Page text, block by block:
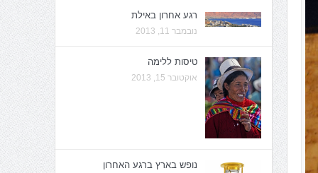
רגע אחרון באילת
נובמבר 11, 2013
טיסות ללימה
אוקטובר 15, 2013
נופש בארץ ברגע האחרון